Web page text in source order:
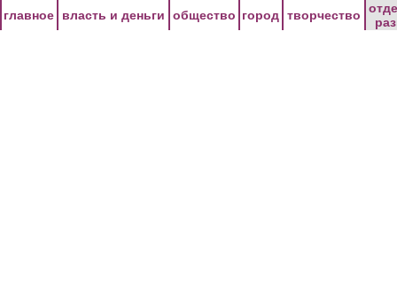
главное власть и деньги общество город творчество